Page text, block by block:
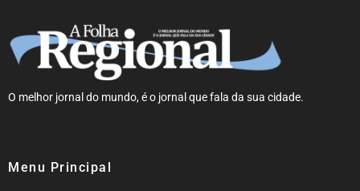
O melhor jornal do mundo, é o jornal que fala da sua cidade.
Menu Principal